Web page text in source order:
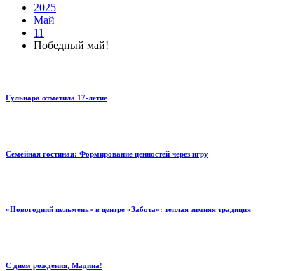
2025
Май
11
Победный май!
Гульнара отметила 17‑летие
Семейная гостиная: Формирование ценностей через игру
«Новогодний пельмень» в центре «Забота»: теплая зимняя традиция
С днем рождения, Мадина!